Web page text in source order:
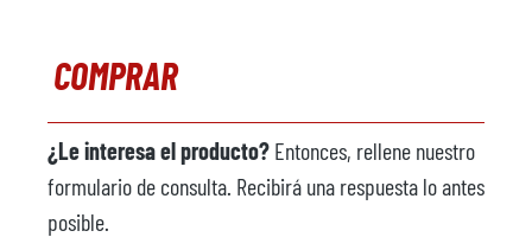
COMPRAR
¿Le interesa el producto? Entonces, rellene nuestro
formulario de consulta. Recibirá una respuesta lo antes
posible.